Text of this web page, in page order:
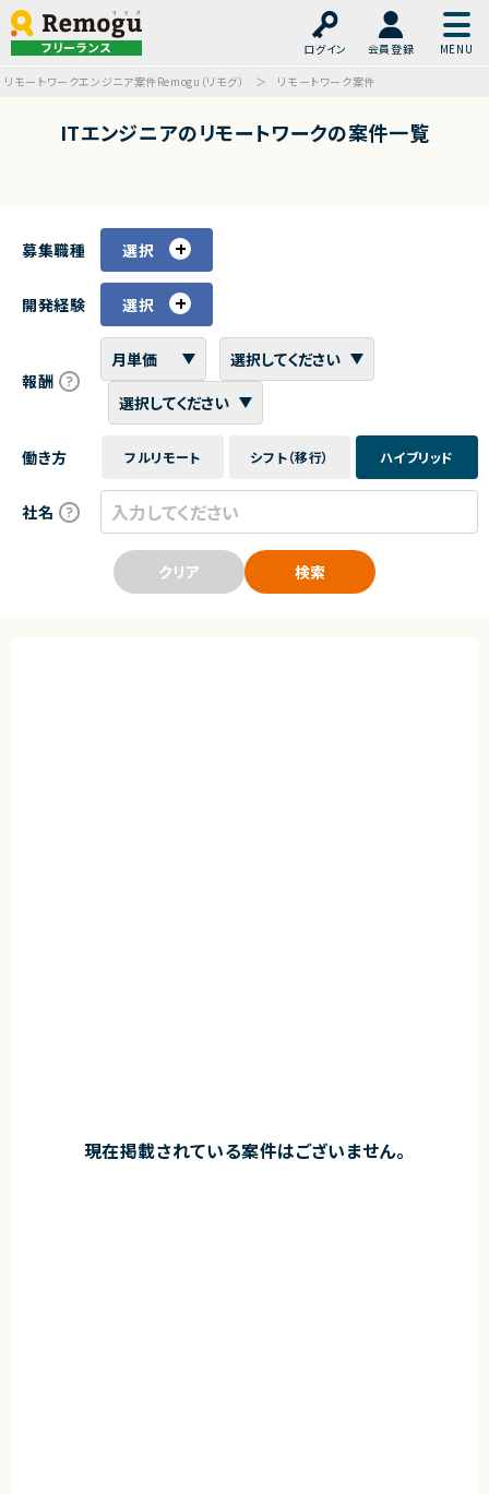
フリーランス ログイン
会員登録
リモートワークエンジニア案件Remogu（リモグ）
リモートワーク案件
ITエンジニアのリモートワークの案件一覧
募集職種 選択
開発経験 選択
報酬
働き方 フルリモート シフト（移行） ハイブリッド
社名
クリア 検索
現在掲載されている案件はございません。